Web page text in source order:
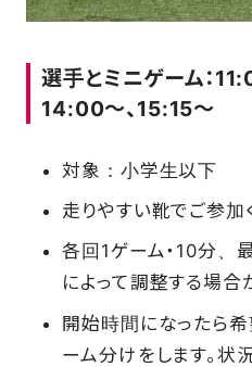
選手とミニゲーム：
14:00～、15:15～
対象：小学生以下
走りやすい靴でご参加
各回1ゲーム・10分、
によって調整する場合
開始時間になったら希
ーム分けをします。状